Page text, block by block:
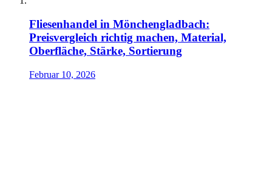
Fliesenhandel in Mönchengladbach:
Preisvergleich richtig machen, Material,
Oberfläche, Stärke, Sortierung
Februar 10, 2026